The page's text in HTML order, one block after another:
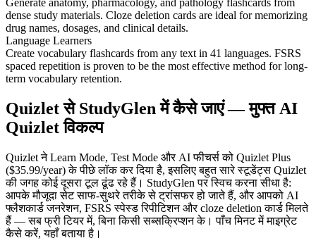
dense study materials. Cloze deletion cards are ideal for memorizing
drug names, dosages, and clinical details.
Language Learners
Create vocabulary flashcards from any text in 41 languages. FSRS
spaced repetition is proven to be the most effective method for long-
term vocabulary retention.
Quizlet से StudyGlen में कैसे जाएं — मुफ्त AI
Quizlet विकल्प
Quizlet ने Learn Mode, Test Mode और AI फीचर्स को Quizlet Plus
($35.99/year) के पीछे लॉक कर दिया है, इसलिए बहुत सारे स्टूडेंट्स Quizlet
की जगह कोई दूसरा टूल ढूंढ रहे हैं। StudyGlen पर स्विच करना सीधा है:
आपके मौजूदा सेट साफ-सुथरे तरीके से ट्रांसफर हो जाते हैं, और आपको AI
फ्लैशकार्ड जनरेशन, FSRS स्पेस्ड रिपीटिशन और cloze deletion कार्ड मिलते
हैं — सब फ्री टियर में, बिना किसी सब्सक्रिप्शन के। पाँच मिनट में माइग्रेट
कैसे करें, यहाँ बताया है।